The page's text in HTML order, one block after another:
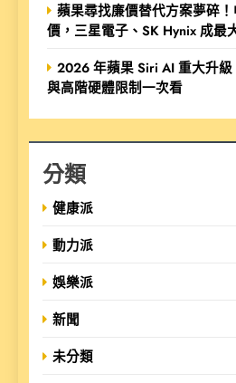
蘋果尋找廉價替代方案夢碎
價，三星電子、SK Hynix 成最
2026 年蘋果 Siri AI 重大升
與高階硬體限制一次看
分類
健康派
動力派
娛樂派
新聞
未分類